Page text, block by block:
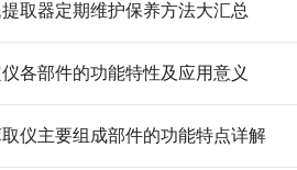
洗流程，能让QuEChERS净化管
重复使用的实验标准，节...
取器定期维护保养方法大汇总
各部件的功能特性及应用意义
仪主要组成部件的功能特点详解